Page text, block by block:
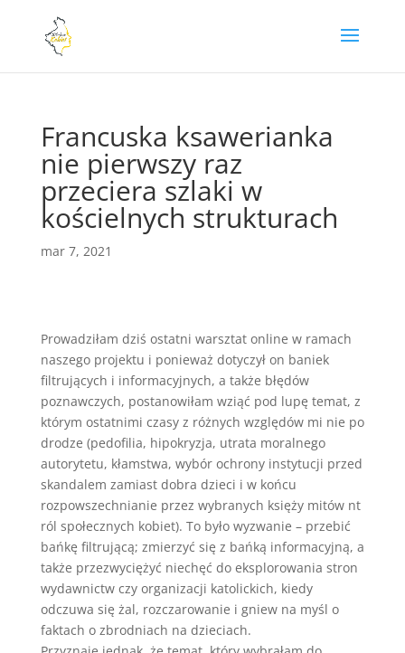
Francuska ksawerianka
nie pierwszy raz
przeciera szlaki w
kościelnych strukturach
mar 7, 2021
Prowadziłam dziś ostatni warsztat online w ramach
naszego projektu i ponieważ dotyczył on baniek
filtrujących i informacyjnych, a także błędów
poznawczych, postanowiłam wziąć pod lupę temat, z
którym ostatnimi czasy z różnych względów mi nie po
drodze (pedofilia, hipokryzja, utrata moralnego
autorytetu, kłamstwa, wybór ochrony instytucji przed
skandalem zamiast dobra dzieci i w końcu
rozpowszechnianie przez wybranych księży mitów nt
ról społecznych kobiet). To było wyzwanie – przebić
bańkę filtrującą; zmierzyć się z bańką informacyjną, a
także przezwyciężyć niechęć do eksplorowania stron
wydawnictw czy organizacji katolickich, kiedy
odczuwa się żal, rozczarowanie i gniew na myśl o
faktach o zbrodniach na dzieciach.